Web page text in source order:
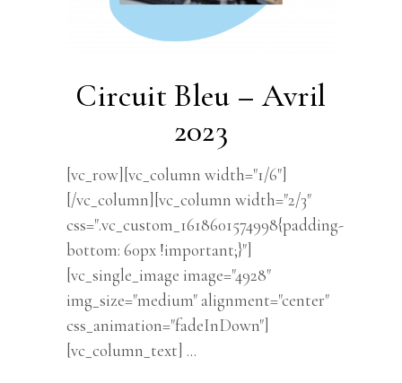
Circuit Bleu – Avril
2023
[vc_row][vc_column width="1/6"]
[/vc_column][vc_column width="2/3"
css=".vc_custom_1618601574998{padding-
bottom: 60px !important;}"]
[vc_single_image image="4928"
img_size="medium" alignment="center"
css_animation="fadeInDown"]
[vc_column_text]